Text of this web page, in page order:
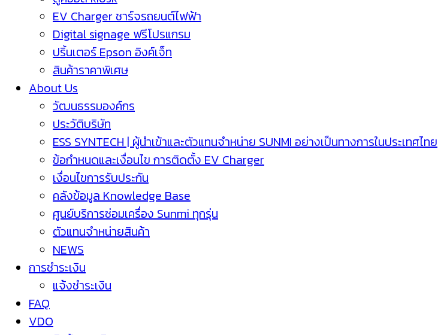
EV Charger ชาร์จรถยนต์ไฟฟ้า
Digital signage ฟรีโปรแกรม
ปริ้นเตอร์ Epson อิงค์เจ็ท
สินค้าราคาพิเศษ
About Us
วัฒนธรรมองค์กร
ประวัติบริษัท
ESS SYNTECH | ผู้นำเข้าและตัวแทนจำหน่าย SUNMI อย่างเป็นทางการในประเทศไทย
ข้อกำหนดและเงื่อนไข การติดตั้ง EV Charger
เงื่อนไขการรับประกัน
คลังข้อมูล Knowledge Base
ศูนย์บริการซ่อมเครื่อง Sunmi ทุกรุ่น
ตัวแทนจำหน่ายสินค้า
NEWS
การชำระเงิน
แจ้งชำระเงิน
FAQ
VDO